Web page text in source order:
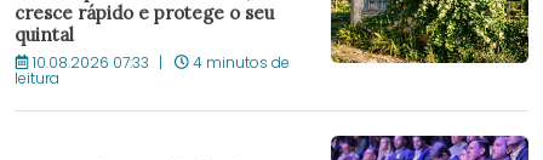
cresce rápido e protege o seu
quintal
10.08.2026 07:33 4 minutos de
leitura